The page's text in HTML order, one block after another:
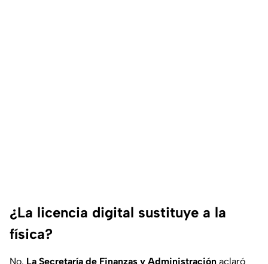
¿La licencia digital sustituye a la
física?
No. La Secretaría de Finanzas y Administración aclaró